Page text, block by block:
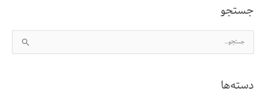
زیر
جستجو
س
ج
دسته‌ها